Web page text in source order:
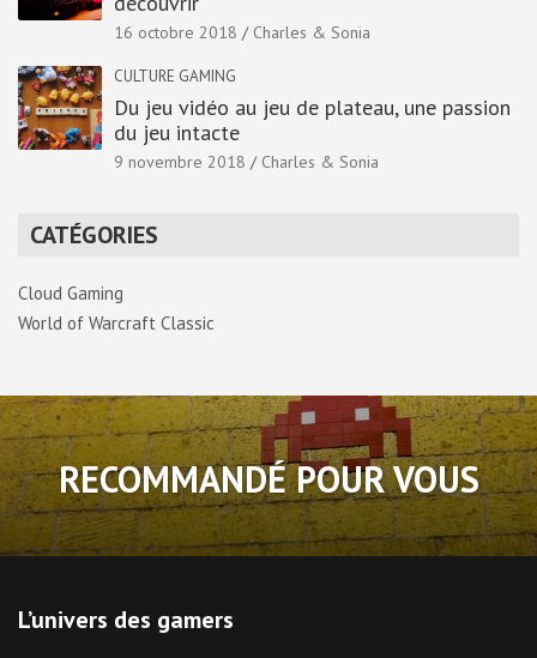
16 octobre 2018 Charles & Sonia
CULTURE GAMING
Du jeu vidéo au jeu de plateau, une passion
du jeu intacte
9 novembre 2018 Charles & Sonia
CATÉGORIES
Cloud Gaming
World of Warcraft Classic
RECOMMANDÉ POUR VOUS
L’univers des gamers